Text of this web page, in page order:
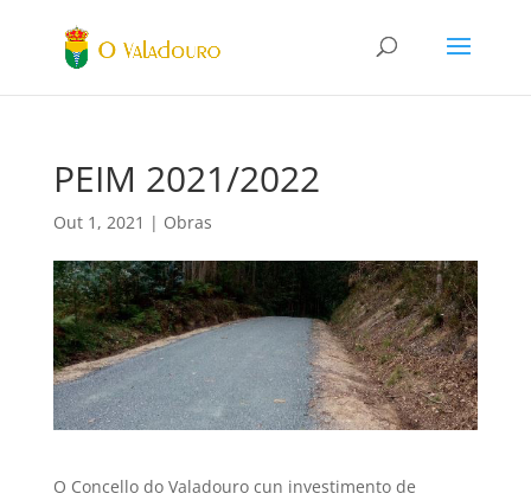
PEIM 2021/2022
Out 1, 2021 | Obras
O Concello do Valadouro cun investimento de